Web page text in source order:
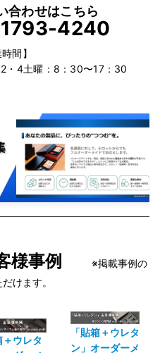
合わせはこちら
4240
間】
・4土曜：8：30〜17：30
様事例
※掲載事例の
けます。
＋ウレタ
「貼箱＋ウレタ
ン」オーダーメ